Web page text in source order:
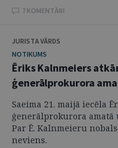
7 KOMENTĀRI
JURISTA VĀRDS
NOTIKUMS
Ēriks Kalnmeiers
ģenerālprokurora
Saeima 21. maijā iecēla
ģenerālprokurora
Par Ē. Kalnmeieru
neviens.